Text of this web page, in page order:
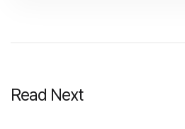
Read Next